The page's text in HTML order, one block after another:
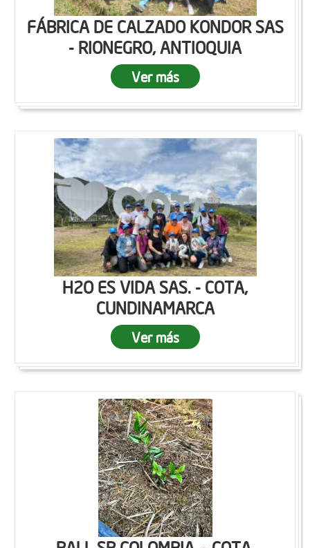
FÁBRICA DE CALZADO KONDOR SAS
- RIONEGRO, ANTIOQUIA
Ver más
H2O ES VIDA SAS. - COTA,
CUNDINAMARCA
Ver más